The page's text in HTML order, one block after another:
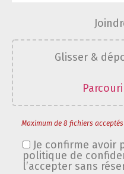
Glisser &
Maximum de 8 fichiers acceptés
Je confirme avoir
politique de
l’accepter sans